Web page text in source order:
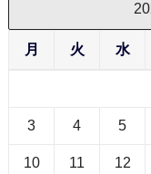
月 火 水
3 4 5
10 11 12